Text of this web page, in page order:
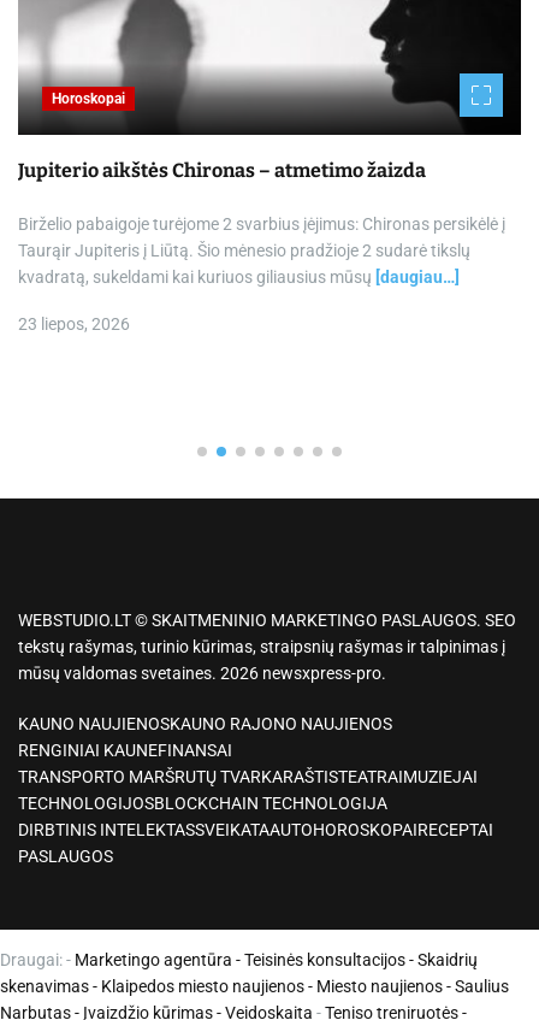
Horoskopai
Jupiterio aikštės Chironas – atmetimo žaizda
Birželio pabaigoje turėjome 2 svarbius įėjimus: Chironas persikėlė į
Taurąir Jupiteris į Liūtą. Šio mėnesio pradžioje 2 sudarė tikslų
kvadratą, sukeldami kai kuriuos giliausius mūsų [daugiau…]
23 liepos, 2026
WEBSTUDIO.LT © SKAITMENINIO MARKETINGO PASLAUGOS. SEO
tekstų rašymas, turinio kūrimas, straipsnių rašymas ir talpinimas į
mūsų valdomas svetaines. 2026 newsxpress-pro.
KAUNO NAUJIENOSKAUNO RAJONO NAUJIENOS
RENGINIAI KAUNEFINANSAI
TRANSPORTO MARŠRUTŲ TVARKARAŠTISTEATRAIMUZIEJAI
TECHNOLOGIJOSBLOCKCHAIN TECHNOLOGIJA
DIRBTINIS INTELEKTASSVEIKATAAUTOHOROSKOPAIRECEPTAI
PASLAUGOS
Draugai: - Marketingo agentūra -Teisinės konsultacijos-Skaidrių
skenavimas- Klaipedos miesto naujienos- Miesto naujienos-Saulius
Narbutas- Įvaizdžio kūrimas-Veidoskaita -Teniso treniruotės-